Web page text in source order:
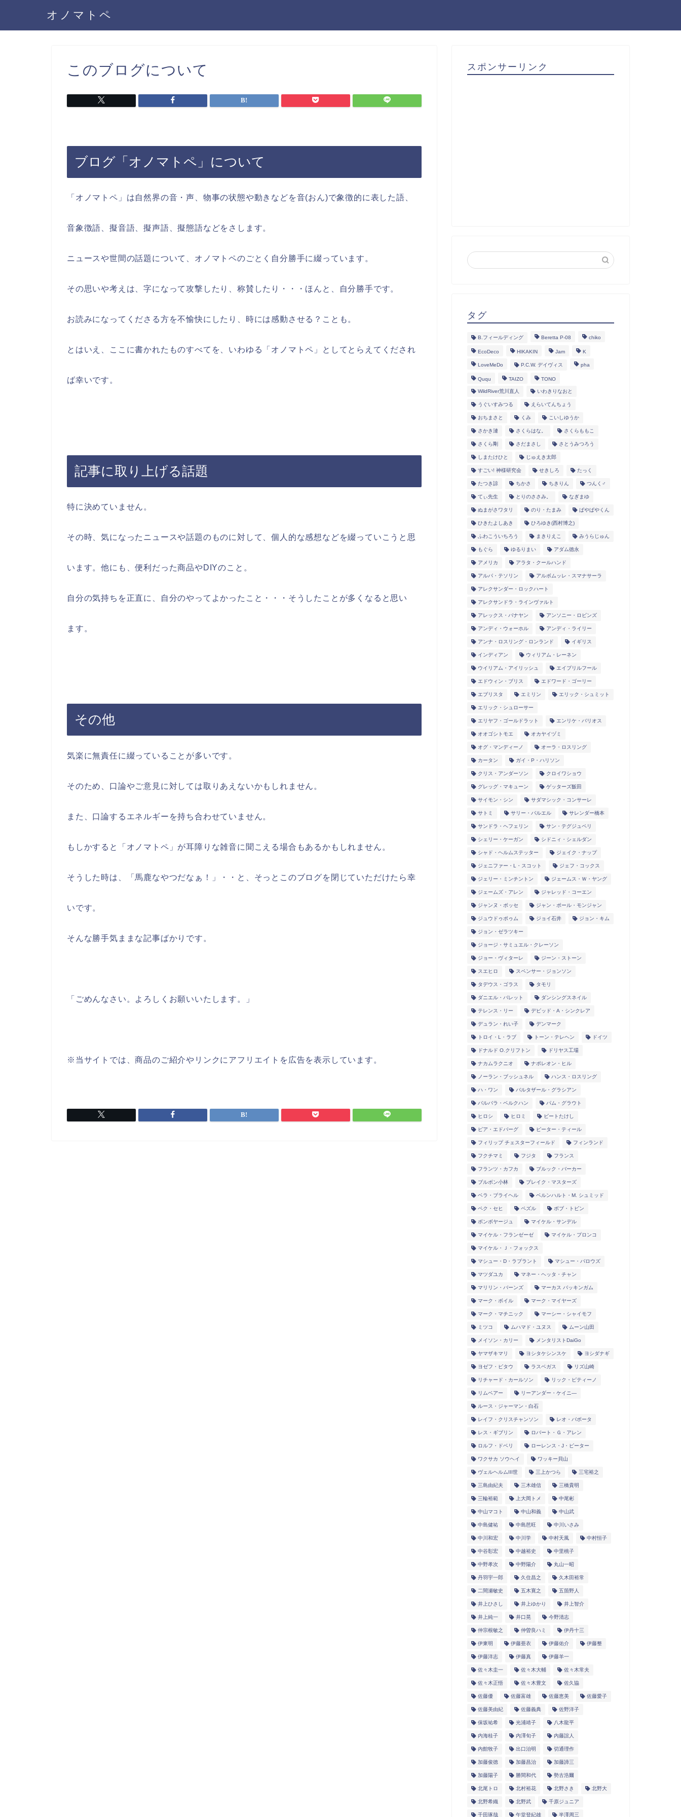
オノマトペ
このブログについて
ブログ「オノマトペ」について
「オノマトペ」は自然界の音・声、物事の状態や動きなどを音(おん)で象徴的に表した語、
音象徴語、擬音語、擬声語、擬態語などをさします。
ニュースや世間の話題について、オノマトペのごとく自分勝手に綴っています。
その思いや考えは、字になって攻撃したり、称賛したり・・・ほんと、自分勝手です。
お読みになってくださる方を不愉快にしたり、時には感動させる？ことも。
とはいえ、ここに書かれたものすべてを、いわゆる「オノマトペ」としてとらえてくだされ
ば幸いです。
記事に取り上げる話題
特に決めていません。
その時、気になったニュースや話題のものに対して、個人的な感想などを綴っていこうと思
います。他にも、便利だった商品やDIYのこと。
自分の気持ちを正直に、自分のやってよかったこと・・・そうしたことが多くなると思い
ます。
その他
気楽に無責任に綴っていることが多いです。
そのため、口論やご意見に対しては取りあえないかもしれません。
また、口論するエネルギーを持ち合わせていません。
もしかすると「オノマトペ」が耳障りな雑音に聞こえる場合もあるかもしれません。
そうした時は、「馬鹿なやつだなぁ！」・・と、そっとこのブログを閉じていただけたら幸
いです。
そんな勝手気ままな記事ばかりです。
「ごめんなさい。よろしくお願いいたします。」
※当サイトでは、商品のご紹介やリンクにアフリエイトを広告を表示しています。
スポンサーリンク
タグ
B.フィールディング Beretta P-08 chiko
EcoDeco HIKAKIN Jam K
LoveMeDo P.C.W. デイヴィス pha
Ququ TAIZO TONO
WildRiver荒川直人 いわきりなおと
うぐいすみつる えらいてんちょう
おちまさと くみ こいしゆうか
さかき漣 さくらはな。 さくらももこ
さくら剛 さだまさし さとうみつろう
しまたけひと じゅえき太郎
すごい! 神様研究会 せきしろ たっく
たつき諒 ちかさ ちきりん つんく♂
てぃ先生 とりのささみ。 なぎまゆ
ぬまがさワタリ のり・たまみ ぱやぱやくん
ひきたよしあき ひろゆき(西村博之)
ふわこういちろう まきりえこ みうらじゅん
もぐら ゆるりまい アダム徳永
アメリカ アラタ・クールハンド
アルパ・テソリン アルボムッレ・スマナサーラ
アレクサンダー・ロックハート
アレクサンドラ・ラインヴァルト
アレックス・バナヤン アンソニー・ロビンズ
アンディ・ウォーホル アンディ・ライリー
アンナ・ロスリング・ロンランド イギリス
インディアン ウィリアム・レーネン
ウイリアム・アイリッシュ エイプリルフール
エドウィン・ブリス エドワード・ゴーリー
エブリスタ エミリン エリック・シュミット
エリック・シュローサー
エリヤフ・ゴールドラット エンリケ・バリオス
オオゴシトモエ オカヤイヅミ
オグ・マンディーノ オーラ・ロスリング
カータン ガイ・P・ハリソン
クリス・アンダーソン クロイワショウ
グレッグ・マキューン ゲッターズ飯田
サイモン・シン サダマシック・コンサーレ
サトミ サリー・バルエル サレンダー橋本
サンドラ・ヘフェリン サン・テグジュペリ
シェリー・ケーガン シドニィ・シェルダン
シャド・ヘルムステッター ジェイク・ナップ
ジェニファー・L・スコット ジェフ・コックス
ジェリー・ミンチントン ジェームス・Ｗ・ヤング
ジェームズ・アレン ジャレッド・コーエン
ジャンヌ・ボッセ ジャン・ポール・モンジャン
ジュウドゥポゥム ジョイ石井 ジョン・キム
ジョン・ゼラツキー
ジョージ・サミュエル・クレーソン
ジョー・ヴィターレ ジーン・ストーン
スエヒロ スペンサー・ジョンソン
タデウス・ゴラス タモリ
ダニエル・バレット ダンシングスネイル
テレンス・リー デビッド・A・シンクレア
デュラン・れい子 デンマーク
トロイ・L・ラブ トーン・テレヘン ドイツ
ドナルド O.クリフトン ドリヤス工場
ナカムラクニオ ナポレオン・ヒル
ノーラン・ブッシュネル ハンス・ロスリング
ハ・ワン バルタザール・グラシアン
バルバラ・ベルクハン パム・グラウト
ヒロシ ヒロミ ビートたけし
ピア・エドバーグ ピーター・ティール
フィリップ チェスターフィールド フィンランド
フクチマミ フジタ フランス
フランツ・カフカ ブルック・バーカー
ブルボン小林 ブレイク・マスターズ
ベラ・ブライヘル ベルンハルト・M. シュミッド
ペク・セヒ ペズル ボブ・トビン
ボンボヤージュ マイケル・サンデル
マイケル・フランゼーゼ マイケル・プロンコ
マイケル・Ｊ・フォックス
マシュー・D・ラプラント マシュー・バロウズ
マツダユカ マネー・ヘッタ・チャン
マリリン・バーンズ マーカス バッキンガム
マーク・ボイル マーク・マイヤーズ
マーク・マチニック マーシー・シャイモフ
ミツコ ムハマド・ユヌス ムーン山田
メイソン・カリー メンタリストDaiGo
ヤマザキマリ ヨシタケシンスケ ヨシダナギ
ヨゼフ・ピタウ ラスベガス リズ山崎
リチャード・カールソン リック・ピティーノ
リムベアー リーアンダー・ケイニ―
ルース・ジャーマン・白石
レイフ・クリスチャンソン レオ・バボータ
レス・ギブリン ロバート・Ｇ・アレン
ロルフ・ドベリ ローレンス・J・ピーター
ワクサカ ソウヘイ ワッキー貝山
ヴェルヘルムIII世 三上かつら 三宅裕之
三島由紀夫 三木雄信 三橋貴明
三輪裕範 上大岡トメ 中尾彬
中山マコト 中山和義 中山武
中島健祐 中島芭旺 中川いさみ
中川和宏 中川学 中村天風 中村恒子
中谷彰宏 中越裕史 中里桃子
中野孝次 中野陽介 丸山一昭
丹羽宇一郎 久住昌之 久木田裕常
二間瀬敏史 五木寛之 五箇野人
井上ひさし 井上ゆかり 井上智介
井上純一 井口晃 今野清志
仲宗根敏之 仲曽良ハミ 伊丹十三
伊東明 伊藤亜衣 伊藤佑介 伊藤整
伊藤洋志 伊藤真 伊藤羊一
佐々木圭一 佐々木大輔 佐々木常夫
佐々木正悟 佐々木豊文 佐久協
佐藤優 佐藤富雄 佐藤恵美 佐藤愛子
佐藤美由紀 佐藤義典 佐野洋子
保坂祐希 光浦靖子 八木龍平
内海桂子 内澤旬子 内藤誼人
内館牧子 出口治明 切通理作
加藤俊徳 加藤昌治 加藤諦三
加藤陽子 勝間和代 勢古浩爾
北尾トロ 北村裕花 北野さき 北野大
北野希織 北野武 千原ジュニア
千田琢哉 午堂登紀雄 半澤周三